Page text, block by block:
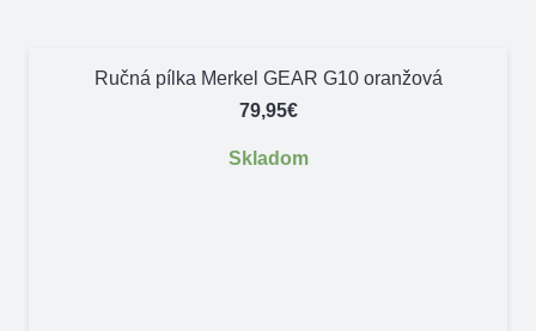
Ručná pílka Merkel GEAR G10 oranžová
79,95€
Skladom